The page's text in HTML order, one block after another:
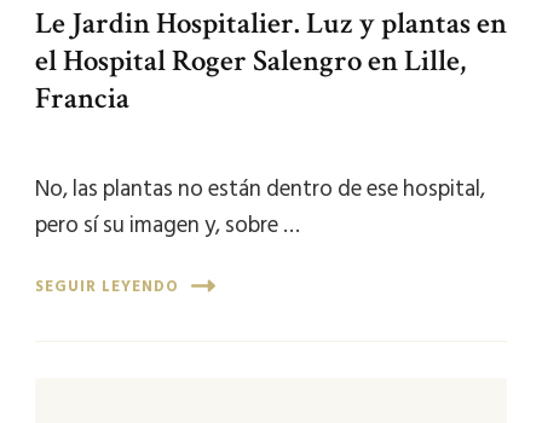
Le Jardin Hospitalier. Luz y plantas en
el Hospital Roger Salengro en Lille,
Francia
No, las plantas no están dentro de ese hospital,
pero sí su imagen y, sobre …
SEGUIR LEYENDO